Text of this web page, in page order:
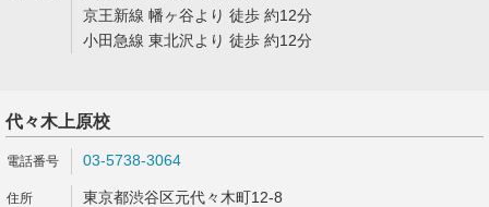
京王新線 幡ヶ谷より 徒歩 約12分
小田急線 東北沢より 徒歩 約12分
代々木上原校
03-5738-3064
東京都渋谷区元代々木町12-8